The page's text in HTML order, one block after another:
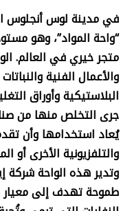
في مدينة لوس أنجلوس
“واحة المواد”، وهو
متجر خيري في العالم.
والأعمال الفنية
البلاستيكية وأوراق
جرى التخلص منها من
يُعاد استخدامها وأن
والتلفزيونية الأخرى أو
وتدير هذه الواحة